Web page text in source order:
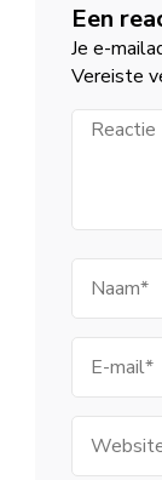
Een
Je e-
Vereiste
Reactie
mail